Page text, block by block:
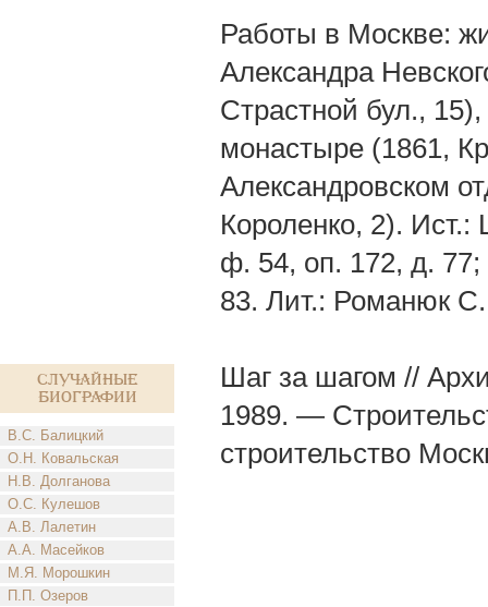
Случайные
биографии
В.С. Балицкий
О.Н. Ковальская
Н.В. Долганова
О.С. Кулешов
А.В. Лалетин
А.А. Масейков
М.Я. Морошкин
П.П. Озеров
Работы в Москве:
Александра
Страстной бул.,
монастыре (1861,
Александровском
Короленко, 2).
ф. 54, оп. 172, д.
83. Лит.: Романюк
Шаг за шагом //
1989. —
строительство